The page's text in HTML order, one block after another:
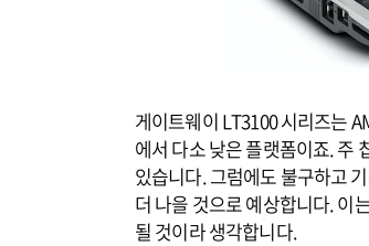
게이트웨이 LT3100 시리즈는
에서 다소 낮은 플랫폼이죠. 주
있습니다. 그럼에도 불구하고
더 나을 것으로 예상합니다. 이
될 것이라 생각합니다.